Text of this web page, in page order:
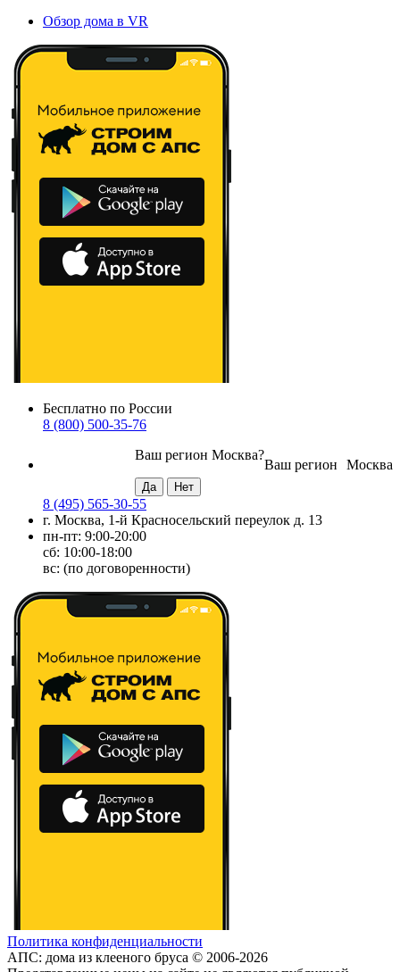
Обзор дома в VR
Бесплатно по России
8 (800) 500-35-76
Москва
Ваш регион
Ваш регион Москва?
8 (495) 565-30-55
г. Москва, 1-й Красносельский переулок д. 13
пн-пт: 9:00-20:00
сб: 10:00-18:00
вс: (по договоренности)
Политика конфиденциальности
АПС: дома из клееного бруса © 2006-2026